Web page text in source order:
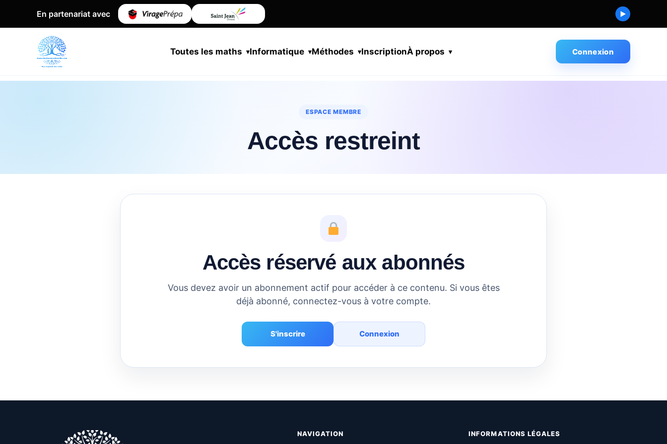
En partenariat avec ▶
Toutes les maths Informatique Méthodes InscriptionÀ propos Connexion
ESPACE MEMBRE
Accès restreint
Accès réservé aux abonnés
Vous devez avoir un abonnement actif pour accéder à ce contenu. Si vous êtes
déjà abonné, connectez-vous à votre compte.
S'inscrire Connexion
NAVIGATION INFORMATIONS LÉGALES